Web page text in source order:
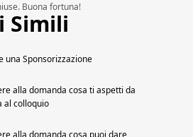
Buona fortuna!
Simili
una Sponsorizzazione​
alla domanda cosa ti aspetti da
al colloquio
alla domanda cosa puoi dare